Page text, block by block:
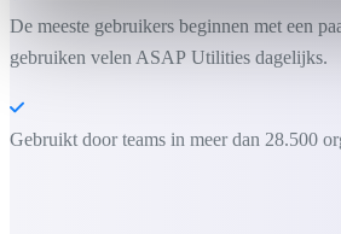
De meeste gebruikers beginnen met een
gebruiken velen ASAP Utilities dagelijks.
Gebruikt door teams in meer dan 28.500